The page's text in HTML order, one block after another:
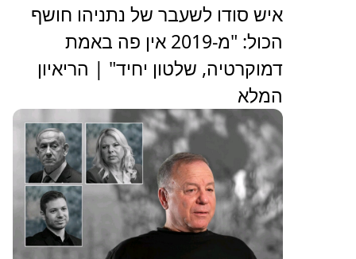
איש סודו לשעבר של נתניהו חושף
הכול: "מ-2019 אין פה באמת
דמוקרטיה, שלטון יחיד" | הריאיון
המלא